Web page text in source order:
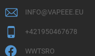
INFO@VAPEEE.EU
+421950467678
WWTSRO